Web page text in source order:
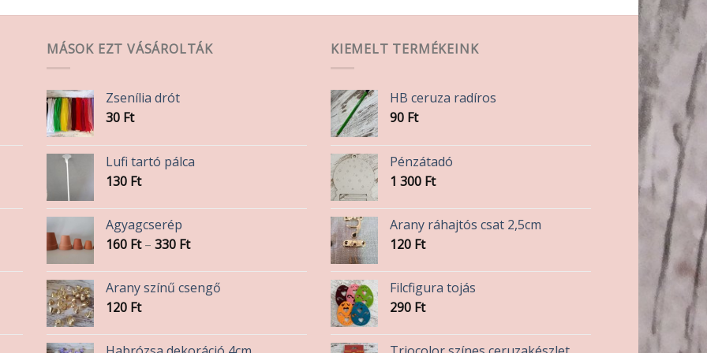
termékoldalon
ki
MÁSOK EZT VÁSÁROLTÁK
Zsenília drót
30 Ft
Lufi tartó pálca
130 Ft
Agyagcserép
160 Ft – 330 FtÁrtartomány:
-
330 Ft
Arany színű csengő
120 Ft
KIEMELT TERMÉKEINK
HB ceruza radíros
90 Ft
Pénzátadó
1 300 Ft
Arany ráhajtós csat 2,5cm
120 Ft
Filcfigura tojás
290 Ft